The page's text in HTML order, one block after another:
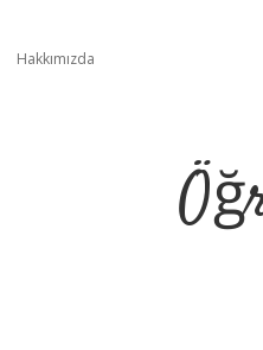
Hakkımızda